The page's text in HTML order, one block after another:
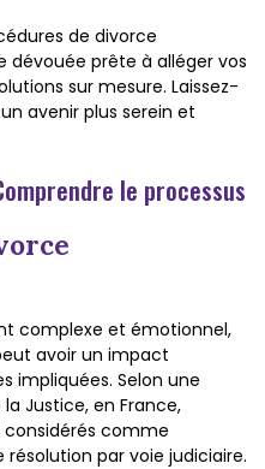
de divorce
prête à alléger vos
sur mesure. Laissez-
avenir plus serein et
le processus
complexe et émotionnel,
avoir un impact
impliquées. Selon une
Justice, en France,
considérés comme
par voie judiciaire.